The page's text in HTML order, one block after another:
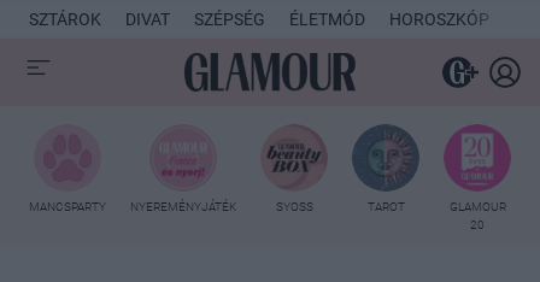
SZTÁROK DIVAT SZÉPSÉG ÉLETMÓD HOROSZKÓP
MANCSPARTY NYEREMÉNYJÁTÉK SYOSS TAROT
GLAMOUR
20